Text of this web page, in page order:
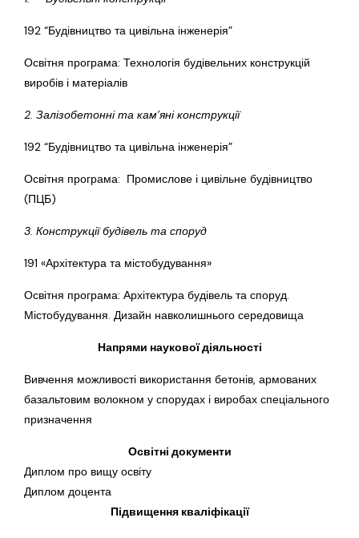
192 “Будівництво та цивільна інженерія”
Освітня програма: Технологія будівельних конструкцій
виробів і матеріалів
2. Залізобетонні та кам’яні конструкції
192 “Будівництво та цивільна інженерія”
Освітня програма: Промислове і цивільне будівництво
(ПЦБ)
3. Конструкції будівель та споруд
191 «Архітектура та містобудування»
Освітня програма: Архітектура будівель та споруд.
Містобудування. Дизайн навколишнього середовища
Напрями наукової діяльності
Вивчення можливості використання бетонів, армованих
базальтовим волокном у спорудах і виробах спеціального
призначення
Освітні документи
Диплом про вищу освіту
Диплом доцента
Підвищення кваліфікації